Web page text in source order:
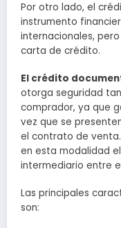
Por otro lado, el
instrumento
internacionales,
carta de crédito.
El crédito
otorga seguridad
comprador, ya que
vez que se
el contrato de
en esta modalidad
intermediario entre
Las principales
son: